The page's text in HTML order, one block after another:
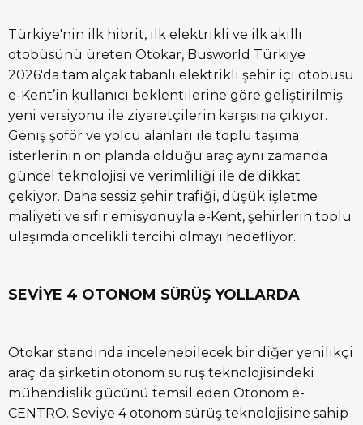
Türkiye'nin ilk hibrit, ilk elektrikli ve ilk akıllı
otobüsünü üreten Otokar, Busworld Türkiye
2026'da tam alçak tabanlı elektrikli şehir içi otobüsü
e-Kent’in kullanıcı beklentilerine göre geliştirilmiş
yeni versiyonu ile ziyaretçilerin karşısına çıkıyor.
Geniş şoför ve yolcu alanları ile toplu taşıma
isterlerinin ön planda olduğu araç aynı zamanda
güncel teknolojisi ve verimliliği ile de dikkat
çekiyor. Daha sessiz şehir trafiği, düşük işletme
maliyeti ve sıfır emisyonuyla e-Kent, şehirlerin toplu
ulaşımda öncelikli tercihi olmayı hedefliyor.
SEVİYE 4 OTONOM SÜRÜŞ YOLLARDA
Otokar standında incelenebilecek bir diğer yenilikçi
araç da şirketin otonom sürüş teknolojisindeki
mühendislik gücünü temsil eden Otonom e-
CENTRO. Seviye 4 otonom sürüş teknolojisine sahip